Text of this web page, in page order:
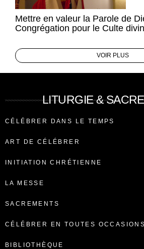
Mettre en valeur la Parole de
Congrégation pour le Culte divin
VOIR PLUS
LITURGIE &
CÉLÉBRER DANS LE TEMPS
ART DE CÉLÉBRER
INITIATION CHRÉTIENNE
LA MESSE
SACREMENTS
CÉLÉBRER EN TOUTES OCCASIONS
BIBLIOTHÈQUE